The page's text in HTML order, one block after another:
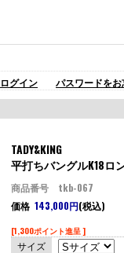
ログイン パスワードを
TADY&KING
平打ちバングルK18ロ
商品番号 tkb-067
価格 143,000円(税込)
[1,300ポイント進呈 ]
サイズ